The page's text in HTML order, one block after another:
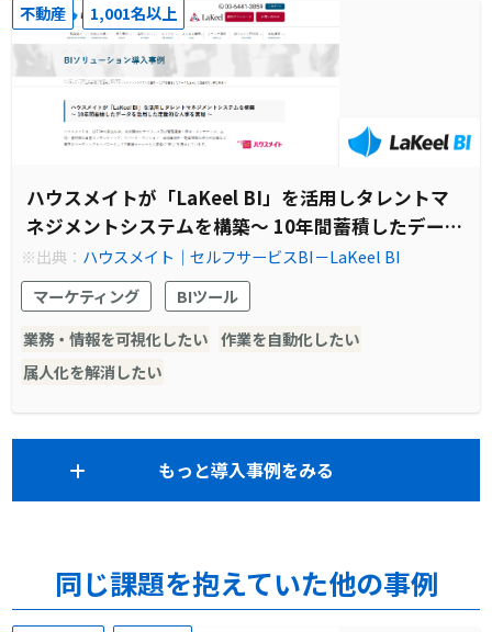
不動産 1,001名以上
ハウスメイトが「LaKeel BI」を活用しタレントマ
ネジメントシステムを構築～ 10年間蓄積したデータ
を活用した定量的な人事を実現 ～
※出典： ハウスメイト｜セルフサービスBI－LaKeel BI
マーケティング
BIツール
業務・情報を可視化したい 作業を自動化したい
属人化を解消したい
もっと導入事例をみる
同じ課題を抱えていた他の事例